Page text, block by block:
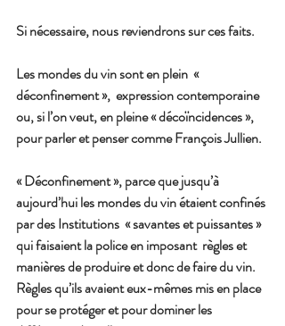
Si nécessaire, nous reviendrons sur ces faits.
Les mondes du vin sont en plein  «
déconfinement »,  expression contemporaine
ou, si l’on veut, en pleine « décoïncidences »,
pour parler et penser comme François Jullien.
« Déconfinement », parce que jusqu’à
aujourd’hui les mondes du vin étaient confinés
par des Institutions  « savantes et puissantes »
qui faisaient la police en imposant  règles et
manières de produire et donc de faire du vin.
Règles qu’ils avaient eux-mêmes mis en place
pour se protéger et pour dominer les